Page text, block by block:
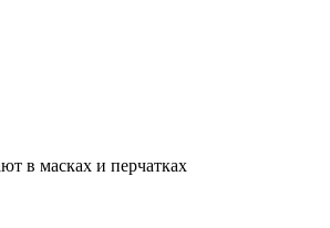
в масках и перчатках